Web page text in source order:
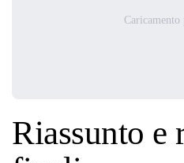
Riassunto e